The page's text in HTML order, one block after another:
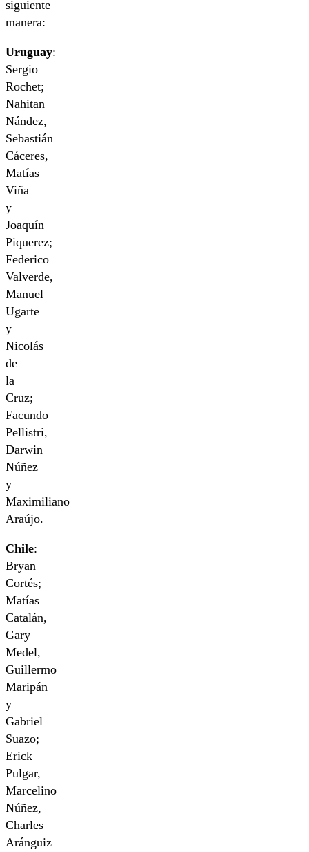
siguiente
manera:
Uruguay:
Sergio
Rochet;
Nahitan
Nández,
Sebastián
Cáceres,
Matías
Viña
y
Joaquín
Piquerez;
Federico
Valverde,
Manuel
Ugarte
y
Nicolás
de
la
Cruz;
Facundo
Pellistri,
Darwin
Núñez
y
Maximiliano
Araújo.
Chile:
Bryan
Cortés;
Matías
Catalán,
Gary
Medel,
Guillermo
Maripán
y
Gabriel
Suazo;
Erick
Pulgar,
Marcelino
Núñez,
Charles
Aránguiz